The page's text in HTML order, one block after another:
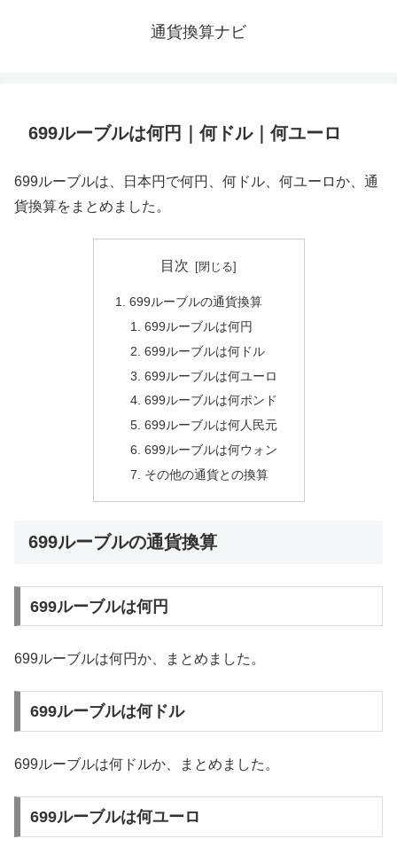
通貨換算ナビ
699ルーブルは何円｜何ドル｜何ユーロ
699ルーブルは、日本円で何円、何ドル、何ユーロか、通
貨換算をまとめました。
目次
699ルーブルの通貨換算
699ルーブルは何円
699ルーブルは何ドル
699ルーブルは何ユーロ
699ルーブルは何ポンド
699ルーブルは何人民元
699ルーブルは何ウォン
その他の通貨との換算
699ルーブルの通貨換算
699ルーブルは何円
699ルーブルは何円か、まとめました。
699ルーブルは何ドル
699ルーブルは何ドルか、まとめました。
699ルーブルは何ユーロ